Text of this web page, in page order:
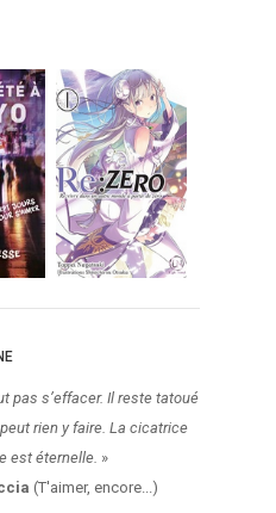
pas s’effacer. Il reste tatoué
rien y faire. La cicatrice
est éternelle. »
(T'aimer, encore...)